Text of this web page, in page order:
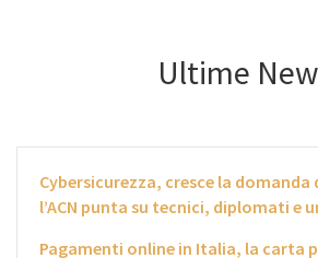
Ultime
Cybersicurezza, cresce la
l’ACN punta su tecnici, diplomati e
Pagamenti online in Italia, la carta